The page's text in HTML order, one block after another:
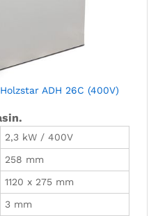
ADH 26C (400V)
2,3 kW / 400V
258 mm
1120 x 275 mm
3 mm